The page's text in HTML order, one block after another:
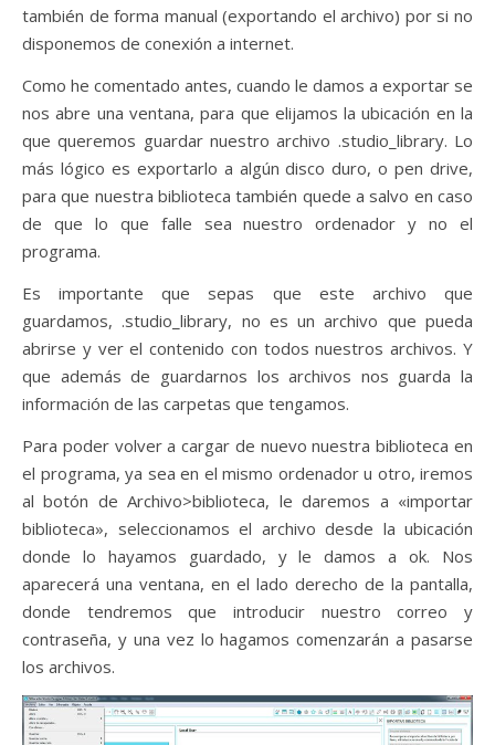
también de forma manual (exportando el archivo) por si no
disponemos de conexión a internet.
Como he comentado antes, cuando le damos a exportar se
nos abre una ventana, para que elijamos la ubicación en la
que queremos guardar nuestro archivo .studio_library. Lo
más lógico es exportarlo a algún disco duro, o pen drive,
para que nuestra biblioteca también quede a salvo en caso
de que lo que falle sea nuestro ordenador y no el
programa.
Es importante que sepas que este archivo que
guardamos, .studio_library, no es un archivo que pueda
abrirse y ver el contenido con todos nuestros archivos. Y
que además de guardarnos los archivos nos guarda la
información de las carpetas que tengamos.
Para poder volver a cargar de nuevo nuestra biblioteca en
el programa, ya sea en el mismo ordenador u otro, iremos
al botón de Archivo>biblioteca, le daremos a «importar
biblioteca», seleccionamos el archivo desde la ubicación
donde lo hayamos guardado, y le damos a ok. Nos
aparecerá una ventana, en el lado derecho de la pantalla,
donde tendremos que introducir nuestro correo y
contraseña, y una vez lo hagamos comenzarán a pasarse
los archivos.